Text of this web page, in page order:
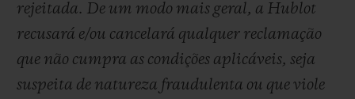
rejeitada. De um modo mais geral, a Hublot
recusará e/ou cancelará qualquer reclamação
que não cumpra as condições aplicáveis, seja
suspeita de natureza fraudulenta ou que viole